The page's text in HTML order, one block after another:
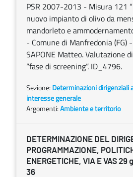
PSR 2007-2013 - Misura 121
nuovo impianto di olivo da
mandorleto e
- Comune di Manfredonia (FG)
SAPONE Matteo. Valutazione
“fase di screening”. ID_4796.
Sezione: Determinazioni dirigenziali
interesse generale
Argomenti:Ambiente e territorio
DETERMINAZIONE DEL
PROGRAMMAZIONE,
ENERGETICHE, VIA E VAS
36